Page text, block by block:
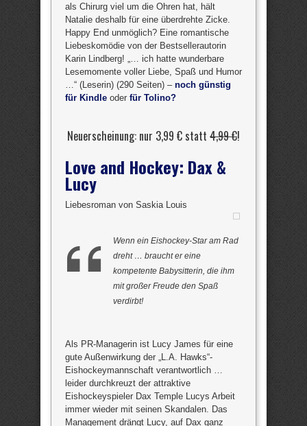
als Chirurg viel um die Ohren hat, hält
Natalie deshalb für eine überdrehte Zicke.
Happy End unmöglich? Eine romantische
Liebeskomödie von der Bestsellerautorin
Karin Lindberg! „… ich hatte wunderbare
Lesemomente voller Liebe, Spaß und Humor
…“ (Leserin) (290 Seiten) – noch günstig
für Kindle oder für Tolino?
Neuerscheinung: nur 3,99 € statt 4,99 €!
Love and Hockey: Dax &
Lucy
Liebesroman von Saskia Louis
Wenn ein Eishockey-Star am Rad
dreht … braucht er eine
kompetente Babysitterin, die ihm
mit großer Freude den Spaß
verdirbt!
Als PR-Managerin ist Lucy James für eine
gute Außenwirkung der „L.A. Hawks“-
Eishockeymannschaft verantwortlich …
leider durchkreuzt der attraktive
Eishockeyspieler Dax Temple Lucys Arbeit
immer wieder mit seinen Skandalen. Das
Management drängt Lucy, auf Dax ganz